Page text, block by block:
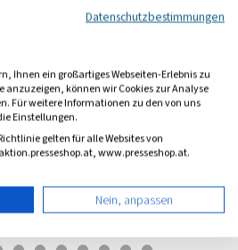
Buchkultur
Österreichisches
ab 8,00 €
(alle 2 Monate) 4,50
ab
(alle 2
Datenschutzbestimmungen
Ihnen ein großartiges Webseiten-Erlebnis zu
anzuzeigen, können wir Cookies zur Analyse
Für weitere Informationen zu den von uns
Einstellungen.
gelten für alle Websites von
www.presseshop.at.
Nein, anpassen